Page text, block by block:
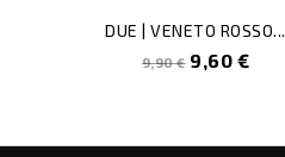
DUE | VENETO ROSSO...
Prezzo
9,90 € Prezzo
9,60 €